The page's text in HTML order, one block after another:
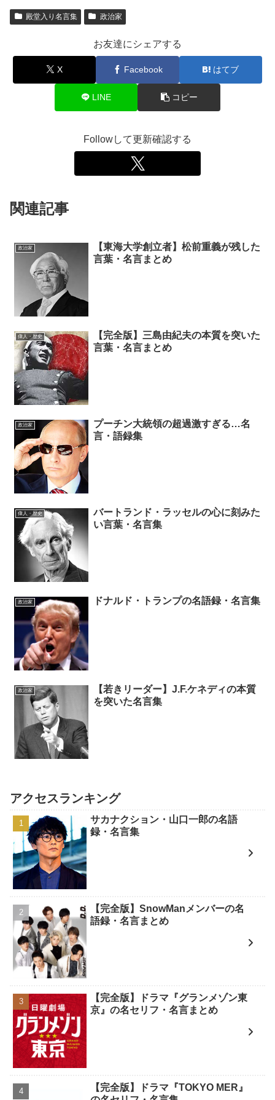
殿堂入り名言集 政治家
お友達にシェアする
X Facebook はてブ
LINE コピー
Followして更新確認する
関連記事
政治家
【東海大学創立者】松前重義が残した
言葉・名言まとめ
偉人・歴史
【完全版】三島由紀夫の本質を突いた
言葉・名言まとめ
政治家
プーチン大統領の超過激すぎる…名
言・語録集
偉人・歴史
バートランド・ラッセルの心に刻みた
い言葉・名言集
政治家 ドナルド・トランプの名語録・名言集
政治家
【若きリーダー】J.F.ケネディの本質
を突いた名言集
アクセスランキング
サカナクション・山口一郎の名語
録・名言集
【完全版】SnowManメンバーの名
語録・名言まとめ
【完全版】ドラマ『グランメゾン東
京』の名セリフ・名言まとめ
【完全版】ドラマ『TOKYO MER』